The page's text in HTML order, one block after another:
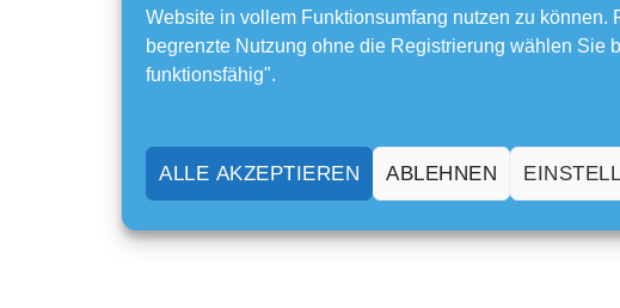
Website in vollem Funktionsumfang nutzen zu können.
begrenzte Nutzung ohne die Registrierung wählen Sie
funktionsfähig".
ALLE AKZEPTIEREN ABLEHNEN